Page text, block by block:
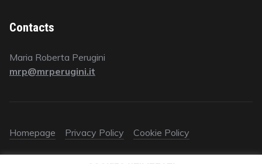
Contacts
Maria Roberta Perugini
mrp@mrperugini.it
Homepage Privacy Policy Cookie Policy